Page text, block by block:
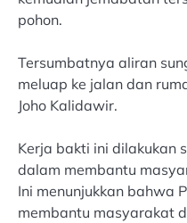
pohon.
Tersumbatnya aliran
meluap ke jalan dan
Joho Kalidawir.
Kerja bakti ini dilakukan
dalam membantu
Ini menunjukkan bahwa
membantu masyarakat